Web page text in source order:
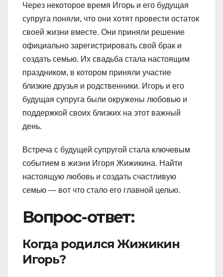
Через некоторое время Игорь и его будущая
супруга поняли, что они хотят провести остаток
своей жизни вместе. Они приняли решение
официально зарегистрировать свой брак и
создать семью. Их свадьба стала настоящим
праздником, в котором приняли участие
близкие друзья и родственники. Игорь и его
будущая супруга были окружены любовью и
поддержкой своих близких на этот важный
день.
Встреча с будущей супругой стала ключевым
событием в жизни Игоря Жижикина. Найти
настоящую любовь и создать счастливую
семью — вот что стало его главной целью.
Вопрос-ответ:
Когда родился Жижикин
Игорь?